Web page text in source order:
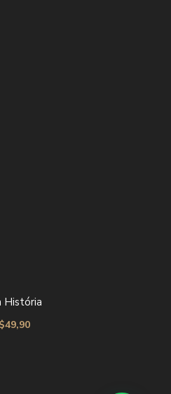
História
49,90